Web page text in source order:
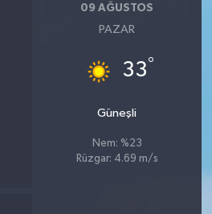
09 AĞUSTOS
PAZAR
33°
Güneşli
Nem: %23
Rüzgar: 4.69 m/s